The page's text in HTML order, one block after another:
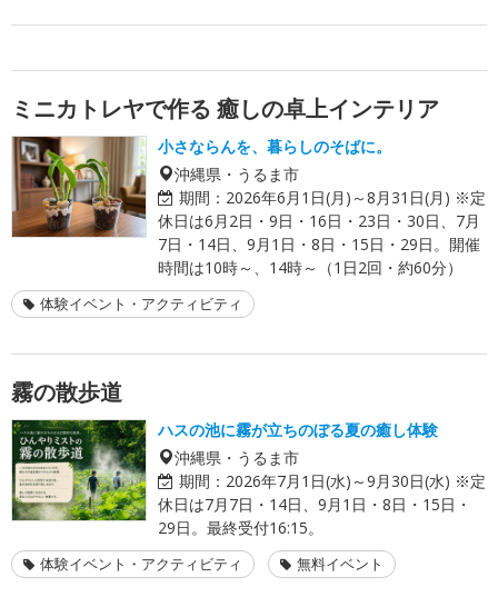
ミニカトレヤで作る 癒しの卓上インテリア
小さならんを、暮らしのそばに。
沖縄県・うるま市
期間： 2026年6月1日(月)～8月31日(月) ※定
休日は6月2日・9日・16日・23日・30日、7月
7日・14日、9月1日・8日・15日・29日。開催
時間は10時～、14時～（1日2回・約60分）
体験イベント・アクティビティ
霧の散歩道
ハスの池に霧が立ちのぼる夏の癒し体験
沖縄県・うるま市
期間： 2026年7月1日(水)～9月30日(水) ※定
休日は7月7日・14日、9月1日・8日・15日・
29日。最終受付16:15。
体験イベント・アクティビティ 無料イベント